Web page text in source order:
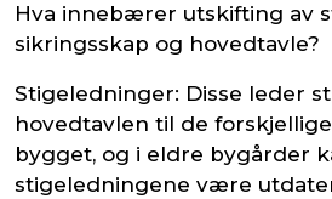
Hva innebærer utskifting av
sikringsskap og hovedtavle?
Stigeledninger: Disse leder
hovedtavlen til de
bygget, og i eldre bygårder
stigeledningene være